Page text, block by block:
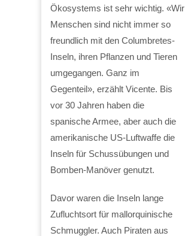
Ökosystems ist sehr wichtig. «Wir
Menschen sind nicht immer so
freundlich mit den Columbretes-
Inseln, ihren Pflanzen und Tieren
umgegangen. Ganz im
Gegenteil», erzählt Vicente. Bis
vor 30 Jahren haben die
spanische Armee, aber auch die
amerikanische US-Luftwaffe die
Inseln für Schussübungen und
Bomben-Manöver genutzt.
Davor waren die Inseln lange
Zufluchtsort für mallorquinische
Schmuggler. Auch Piraten aus